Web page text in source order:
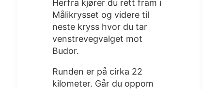
Herfra kjører du rett fram i
Målikrysset og videre til
neste kryss hvor du tar
venstrevegvalget mot
Budor.
Runden er på cirka 22
kilometer. Går du oppom